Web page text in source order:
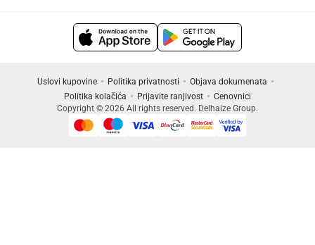
Uslovi kupovine Politika privatnosti
Objava dokumenata
Politika kolačića
Prijavite ranjivost
Cenovnici
Copyright © 2026 All rights reserved. Delhaize Group.